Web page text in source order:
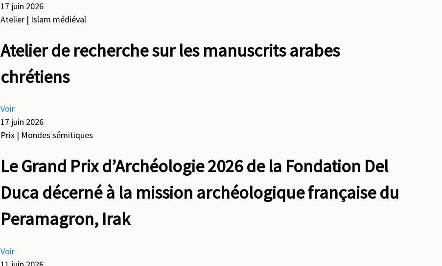
17 juin 2026
Atelier | Islam médiéval
Atelier de recherche sur les manuscrits arabes
chrétiens
Voir
17 juin 2026
Prix | Mondes sémitiques
Le Grand Prix d’Archéologie 2026 de la Fondation Del
Duca décerné à la mission archéologique française du
Peramagron, Irak
Voir